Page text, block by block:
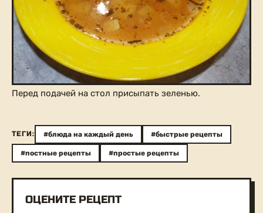
Перед подачей на стол присыпать зеленью.
ТЕГИ: #блюда на каждый день #быстрые рецепты
#постные рецепты #простые рецепты
ОЦЕНИТЕ РЕЦЕПТ